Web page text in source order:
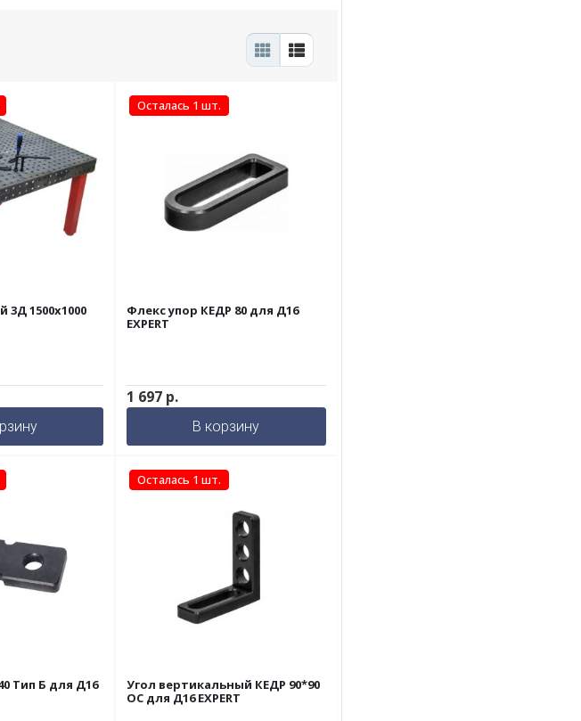
3Д 1500х1000
Осталась 1 шт.
Флекс упор КЕДР 80 для Д16
EXPERT
1 697р.
В корзину
Тип Б для Д16
Осталась 1 шт.
Угол вертикальный КЕДР 90*90
ОС для Д16 EXPERT